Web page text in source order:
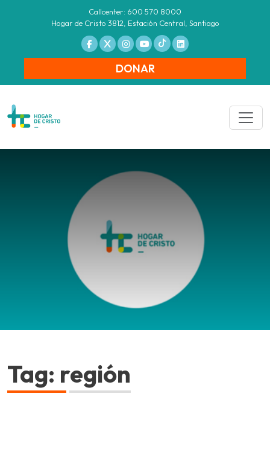
Callcenter: 600 570 8000
Hogar de Cristo 3812, Estación Central, Santiago
DONAR
Tag: región